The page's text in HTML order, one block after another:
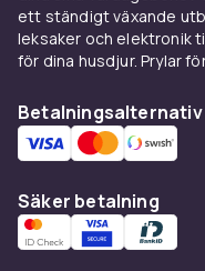
Katy O'Brian
ÖVRIGT:
Produktionsår: 2025
Regi: Edgar Wright
Producent: Simon
Åldersgräns: 15 år
Region: 2
ett ständigt växande
leksaker och elektronik
för dina husdjur. Prylar
Betalningsalternativ
Säker betalning